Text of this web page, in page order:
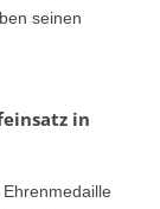
seinen
in